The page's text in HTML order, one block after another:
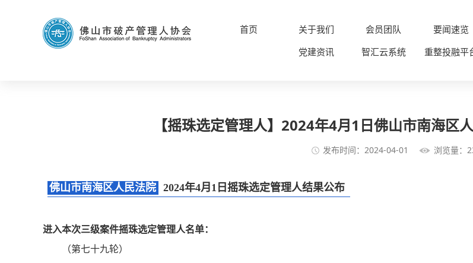
首页 关于我们 会员团队 要闻速览
党建资讯
智汇云系统 重整投融平
【摇珠选定管理人】2024年4月1日佛山市南海区
发布时间：2024-04-01 浏览量：
佛山市南海区人民法院 2024年4月1日摇珠选定管理人结果公布
进入本次三级案件摇珠选定管理人名单：
（第七十九轮）